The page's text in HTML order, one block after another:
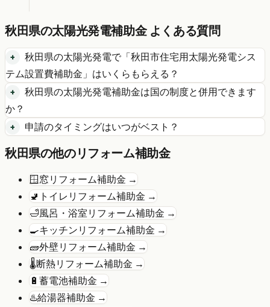
秋田県の太陽光発電補助金 よくある質問
秋田県の太陽光発電で「秋田市住宅用太陽光発電シス
テム設置費補助金 」はいくらもらえる？
秋田県の太陽光発電補助金は国の制度と併用できます
か？
申請のタイミングはいつがベスト？
秋田県の他のリフォーム補助金
🪟窓リフォーム補助金 →
🚽 トイレリフォーム補助金 →
🛁風呂・浴室リフォーム補助金 →
🍳キッチンリフォーム補助金 →
🧱外壁リフォーム補助金 →
🌡️断熱リフォーム補助金 →
🔋 蓄電池補助金 →
♨️給湯器補助金 →